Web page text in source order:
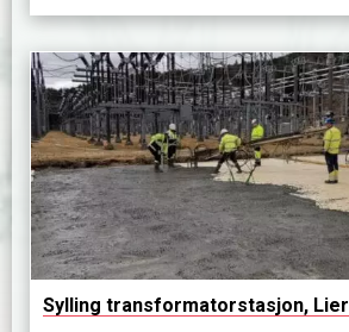
Sylling transformatorstasjon, Lier